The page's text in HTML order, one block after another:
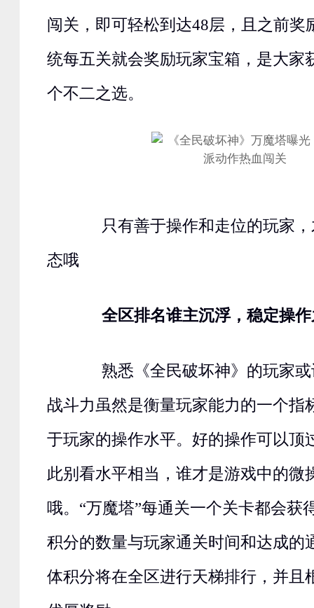
闯关，即可轻松到达48层，且之前奖
统每五关就会奖励玩家宝箱，是大家
个不二之选。
只有善于操作和走位的玩家，
态哦
全区排名谁主沉浮，稳定操作
熟悉《全民破坏神》的玩家或
战斗力虽然是衡量玩家能力的一个指
于玩家的操作水平。好的操作可以顶
此别看水平相当，谁才是游戏中的微
哦。“万魔塔”每通关一个关卡都会获
积分的数量与玩家通关时间和达成的
体积分将在全区进行天梯排行，并且